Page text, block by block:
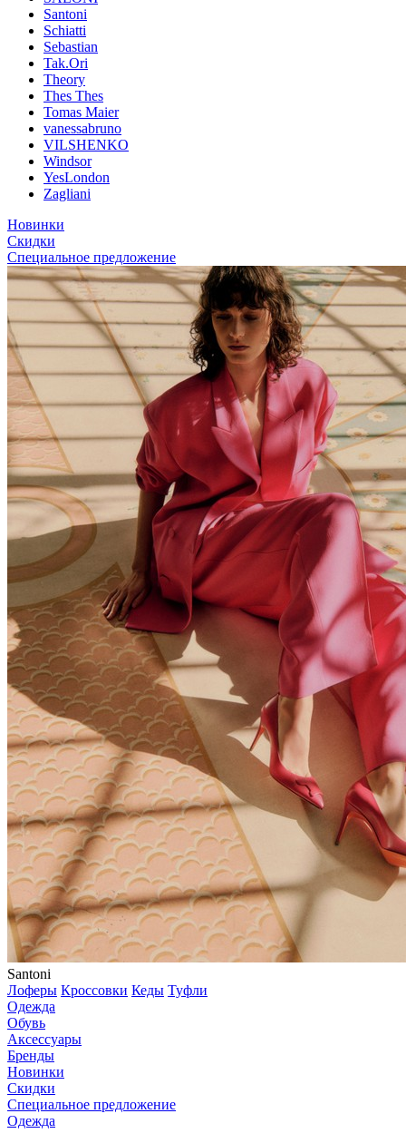
Santoni
Schiatti
Sebastian
Tak.Ori
Theory
Thes Thes
Tomas Maier
vanessabruno
VILSHENKO
Windsor
YesLondon
Zagliani
Новинки
Скидки
Специальное предложение
Santoni
Лоферы Кроссовки Кеды Туфли
Одежда
Обувь
Аксессуары
Бренды
Новинки
Скидки
Специальное предложение
Одежда